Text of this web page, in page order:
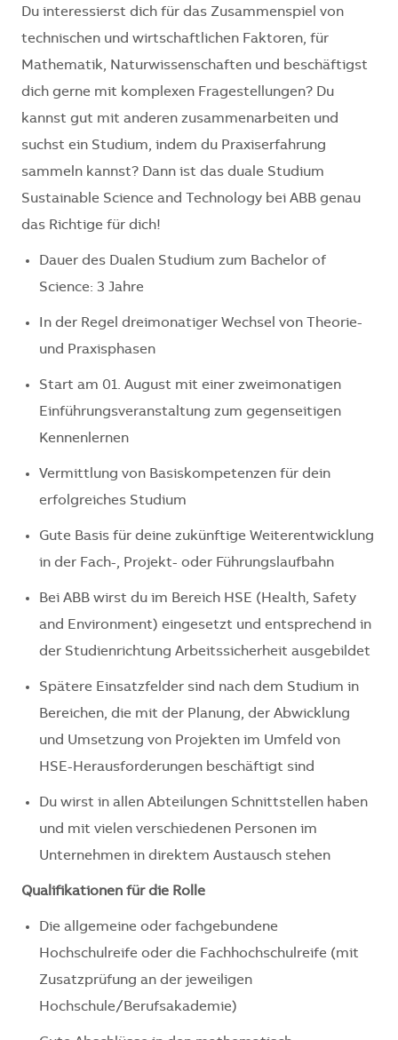
Du interessierst dich für das Zusammenspiel von
technischen und wirtschaftlichen Faktoren, für
Mathematik, Naturwissenschaften und beschäftigst
dich gerne mit komplexen Fragestellungen? Du
kannst gut mit anderen zusammenarbeiten und
suchst ein Studium, indem du Praxiserfahrung
sammeln kannst? Dann ist das duale Studium
Sustainable Science and Technology bei ABB genau
das Richtige für dich!
Dauer des Dualen Studium zum Bachelor of
Science: 3 Jahre
In der Regel dreimonatiger Wechsel von Theorie-
und Praxisphasen
Start am 01. August mit einer zweimonatigen
Einführungsveranstaltung zum gegenseitigen
Kennenlernen
Vermittlung von Basiskompetenzen für dein
erfolgreiches Studium
Gute Basis für deine zukünftige Weiterentwicklung
in der Fach-, Projekt- oder Führungslaufbahn
Bei ABB wirst du im Bereich HSE (Health, Safety
and Environment) eingesetzt und entsprechend in
der Studienrichtung Arbeitssicherheit ausgebildet
Spätere Einsatzfelder sind nach dem Studium in
Bereichen, die mit der Planung, der Abwicklung
und Umsetzung von Projekten im Umfeld von
HSE-Herausforderungen beschäftigt sind
Du wirst in allen Abteilungen Schnittstellen haben
und mit vielen verschiedenen Personen im
Unternehmen in direktem Austausch stehen
Qualifikationen für die Rolle
Die allgemeine oder fachgebundene
Hochschulreife oder die Fachhochschulreife (mit
Zusatzprüfung an der jeweiligen
Hochschule/Berufsakademie)